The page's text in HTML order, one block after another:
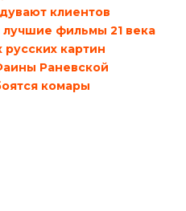
клиентов
лучшие фильмы 21 века
картин
Раневской
комары